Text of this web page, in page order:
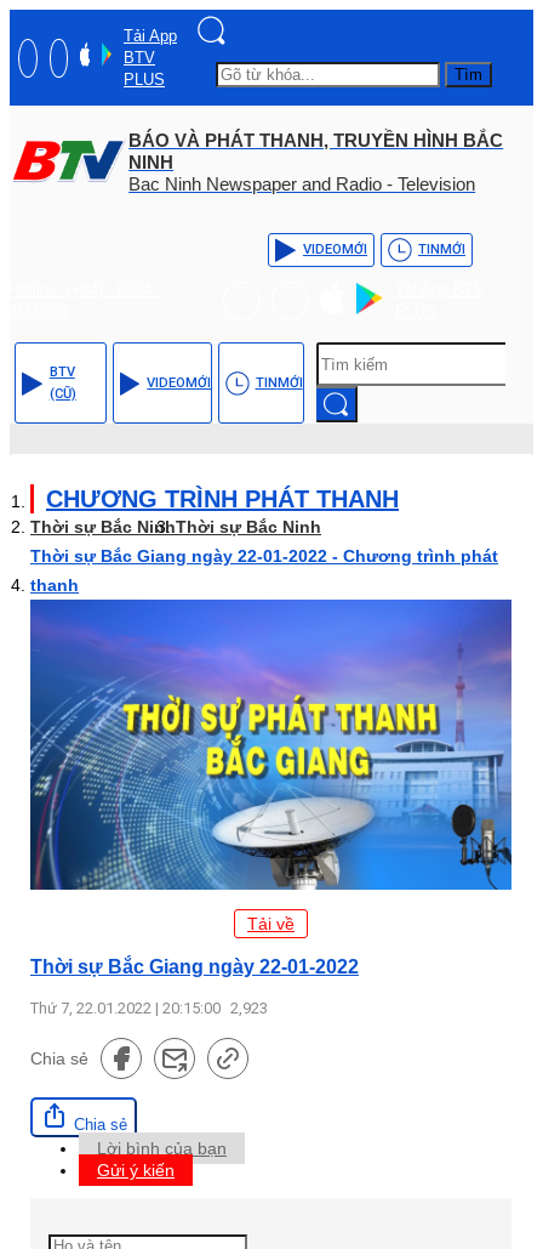
Tải App
BTV
PLUS
Tìm
BÁO VÀ PHÁT THANH, TRUYỀN HÌNH BẮC
NINH
Bac Ninh Newspaper and Radio - Television
VIDEOMỚI TINMỚI
BTV
(CŨ)
VIDEOMỚI TINMỚI
CHƯƠNG TRÌNH PHÁT THANH
Thời sự Bắc NinhThời sự Bắc Ninh
Thời sự Bắc Giang ngày 22-01-2022 - Chương trình phát
thanh
Tải về
Thời sự Bắc Giang ngày 22-01-2022
Thứ 7, 22.01.2022 | 20:15:00 2,923
Chia sẻ
Chia sẻ
Lời bình của bạn
Gửi ý kiến